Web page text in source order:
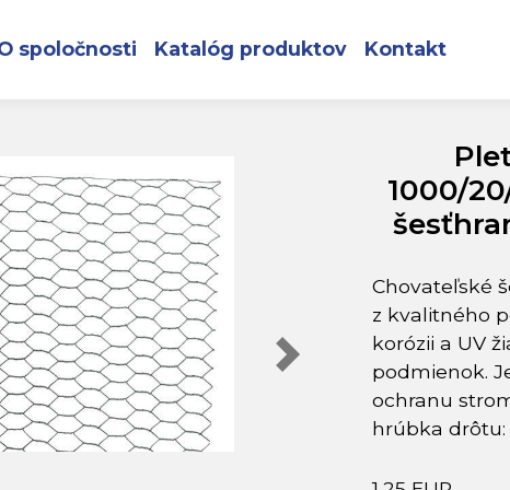
spoločnosti Katalóg produktov Kontakt
PVC 1000/20/0,9 mm, zelené, RAL 6005, šesťhranné,
1000/
Chovateľské
z kvalitného
korózii a UV
podmienok.
ochranu
hrúbka drôtu: